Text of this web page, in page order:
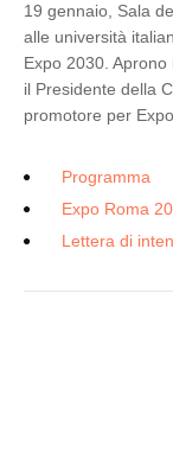
19 gennaio, Sala
alle università
Expo 2030.
il Presidente della
promotore per
Programma
Expo Roma
Lettera di